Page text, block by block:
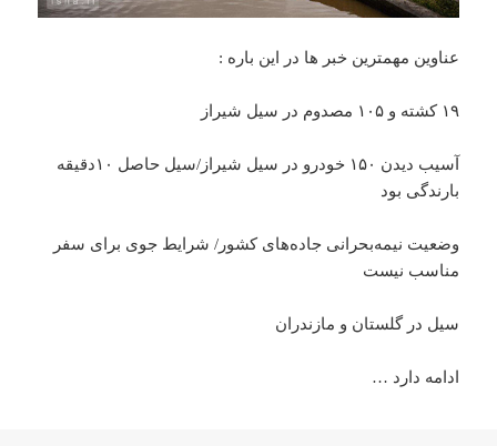
عناوین مهمترین خبر ها در این باره :
۱۹ کشته و ۱۰۵ مصدوم در سیل شیراز
آسیب دیدن ١۵٠ خودرو در سیل شیراز/سیل حاصل ۱۰دقیقه
بارندگی بود
وضعیت نیمه‌بحرانی جاده‌های کشور/ شرایط جوی برای سفر
مناسب نیست
سیل در گلستان و مازندران
ادامه دارد …